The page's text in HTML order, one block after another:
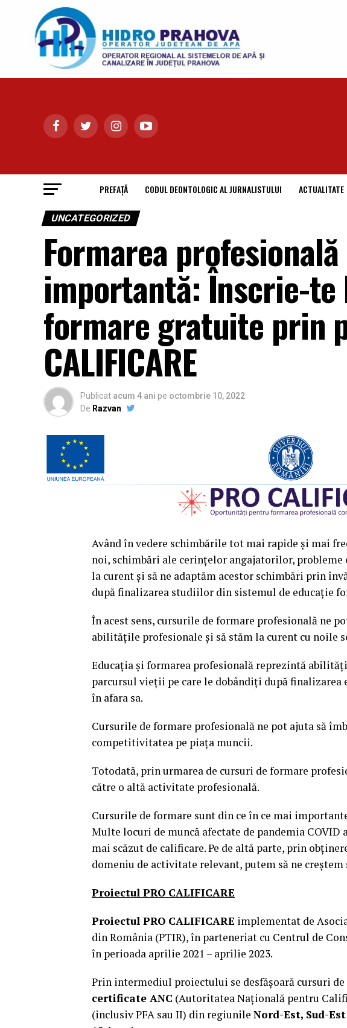
PREFAȚĂ CODUL DEONTOLOGIC AL JURNALISTULUI ACTUALITATE
UNCATEGORIZED
Formarea
importantă: Înscrie-
formare gratuite prin
CALIFICARE
Publicat acum 4 ani pe octombrie 10, 2022
De Razvan
Având în vedere schimbările tot mai rapide și mai
noi, schimbări ale cerințelor angajatorilor, probleme
la curent și să ne adaptăm acestor schimbări prin
după finalizarea studiilor din sistemul de educație
În acest sens, cursurile de formare profesională ne
abilitățile profesionale și să stăm la curent cu noile
Educația și formarea profesională reprezintă
parcursul vieții pe care le dobândiți după
în afara sa.
Cursurile de formare profesională ne pot ajuta să
competitivitatea pe piața muncii.
Totodată, prin urmarea de cursuri de formare
către o altă activitate profesională.
Cursurile de formare sunt din ce în ce mai
Multe locuri de muncă afectate de pandemia COVID
mai scăzut de calificare. Pe de altă parte, prin
domeniu de activitate relevant, putem să ne
Proiectul PRO CALIFICARE
Proiectul PRO CALIFICARE implementat de
din România (PTIR), în parteneriat cu Centrul de
în perioada aprilie 2021 – aprilie 2023.
Prin intermediul proiectului se desfășoară cursuri
certificate ANC (Autoritatea Națională pentru
(inclusiv PFA sau II) din regiunile Nord-Est, Sud-